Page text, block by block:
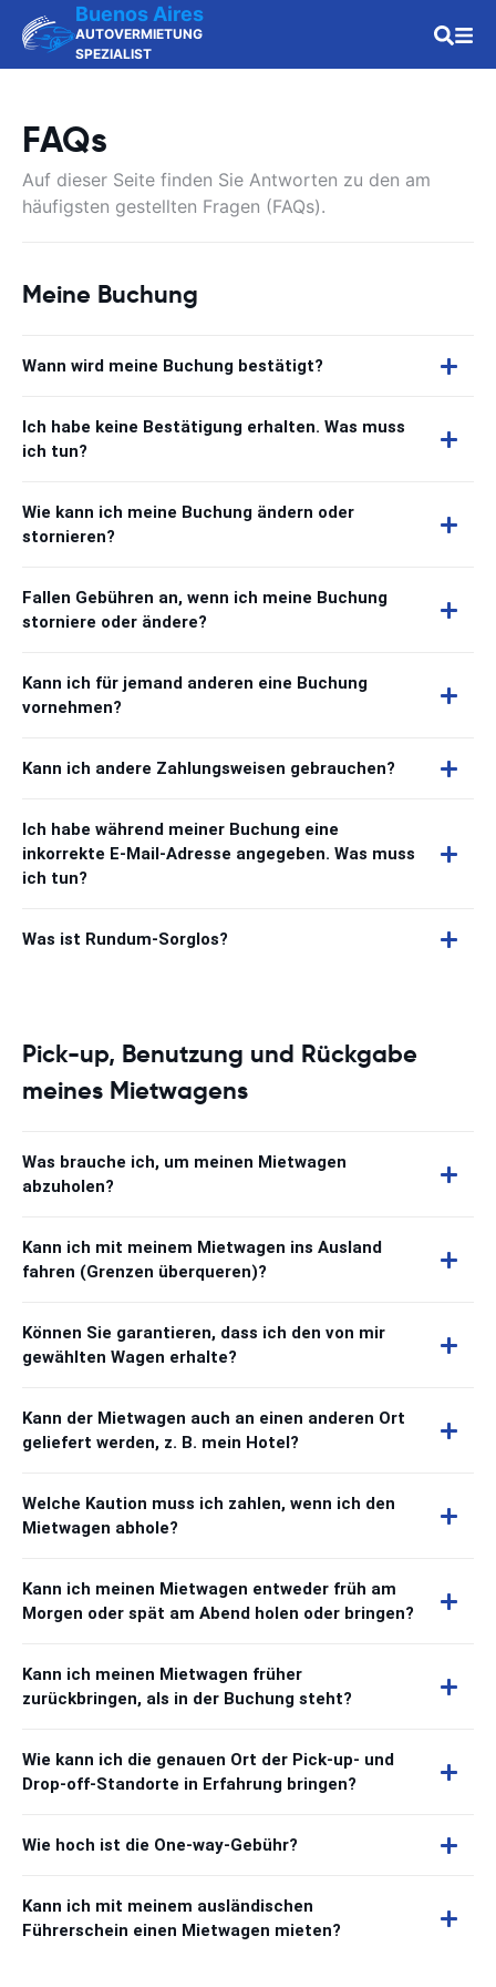
Buenos Aires
AUTOVERMIETUNG
SPEZIALIST
FAQs
Auf dieser Seite finden Sie Antworten zu den am
häufigsten gestellten Fragen (FAQs).
Meine Buchung
Wann wird meine Buchung bestätigt?
Ich habe keine Bestätigung erhalten. Was muss
ich tun?
Wie kann ich meine Buchung ändern oder
stornieren?
Fallen Gebühren an, wenn ich meine Buchung
storniere oder ändere?
Kann ich für jemand anderen eine Buchung
vornehmen?
Kann ich andere Zahlungsweisen gebrauchen?
Ich habe während meiner Buchung eine
inkorrekte E-Mail-Adresse angegeben. Was muss
ich tun?
Was ist Rundum-Sorglos?
Pick-up, Benutzung und Rückgabe
meines Mietwagens
Was brauche ich, um meinen Mietwagen
abzuholen?
Kann ich mit meinem Mietwagen ins Ausland
fahren (Grenzen überqueren)?
Können Sie garantieren, dass ich den von mir
gewählten Wagen erhalte?
Kann der Mietwagen auch an einen anderen Ort
geliefert werden, z. B. mein Hotel?
Welche Kaution muss ich zahlen, wenn ich den
Mietwagen abhole?
Kann ich meinen Mietwagen entweder früh am
Morgen oder spät am Abend holen oder bringen?
Kann ich meinen Mietwagen früher
zurückbringen, als in der Buchung steht?
Wie kann ich die genauen Ort der Pick-up- und
Drop-off-Standorte in Erfahrung bringen?
Wie hoch ist die One-way-Gebühr?
Kann ich mit meinem ausländischen
Führerschein einen Mietwagen mieten?